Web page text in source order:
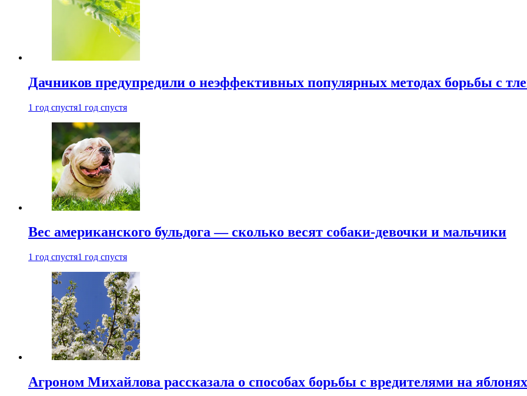
Дачников предупредили о неэффективных популярных методах борьбы с
1 год спустя1 год спустя
Вес американского бульдога — сколько весят собаки-девочки и мальчики
1 год спустя1 год спустя
Агроном Михайлова рассказала о способах борьбы с вредителями на яблонях